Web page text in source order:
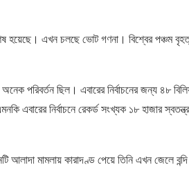
হয়েছে। এখন চলছে ভোট গণনা। বিশ্বের পঞ্চম
পরিবর্তন ছিল। এবারের নির্বাচনের জন্য ৪৮
নির্বাচনে রেকর্ড সংখ্যক ১৮ হাজার স্বতন্ত্র
আলাদা মামলায় কারাদণ্ড পেয়ে তিনি এখন জেলে